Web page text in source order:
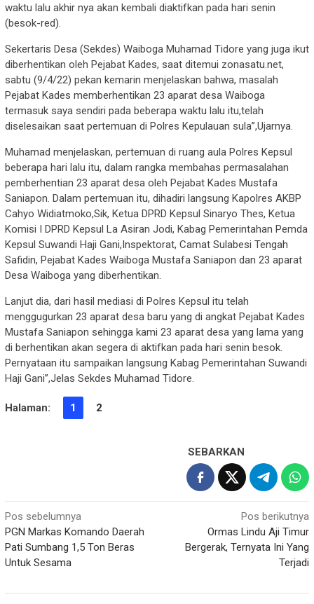
waktu lalu akhir nya akan kembali diaktifkan pada hari senin
(besok-red).
Sekertaris Desa (Sekdes) Waiboga Muhamad Tidore yang juga ikut
diberhentikan oleh Pejabat Kades, saat ditemui zonasatu.net,
sabtu (9/4/22) pekan kemarin menjelaskan bahwa, masalah
Pejabat Kades memberhentikan 23 aparat desa Waiboga
termasuk saya sendiri pada beberapa waktu lalu itu,telah
diselesaikan saat pertemuan di Polres Kepulauan sula”,Ujarnya.
Muhamad menjelaskan, pertemuan di ruang aula Polres Kepsul
beberapa hari lalu itu, dalam rangka membahas permasalahan
pemberhentian 23 aparat desa oleh Pejabat Kades Mustafa
Saniapon. Dalam pertemuan itu, dihadiri langsung Kapolres AKBP
Cahyo Widiatmoko,Sik, Ketua DPRD Kepsul Sinaryo Thes, Ketua
Komisi I DPRD Kepsul La Asiran Jodi, Kabag Pemerintahan Pemda
Kepsul Suwandi Haji Gani,Inspektorat, Camat Sulabesi Tengah
Safidin, Pejabat Kades Waiboga Mustafa Saniapon dan 23 aparat
Desa Waiboga yang diberhentikan.
Lanjut dia, dari hasil mediasi di Polres Kepsul itu telah
menggugurkan 23 aparat desa baru yang di angkat Pejabat Kades
Mustafa Saniapon sehingga kami 23 aparat desa yang lama yang
di berhentikan akan segera di aktifkan pada hari senin besok.
Pernyataan itu sampaikan langsung Kabag Pemerintahan Suwandi
Haji Gani”,Jelas Sekdes Muhamad Tidore.
Halaman: 1 2
SEBARKAN
Navigasi
pos
Pos sebelumnya
PGN Markas Komando Daerah
Pati Sumbang 1,5 Ton Beras
Untuk Sesama
Pos berikutnya
Ormas Lindu Aji Timur
Bergerak, Ternyata Ini Yang
Terjadi